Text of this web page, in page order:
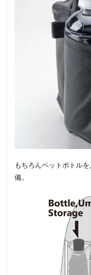
もちろんペットボトル
備。